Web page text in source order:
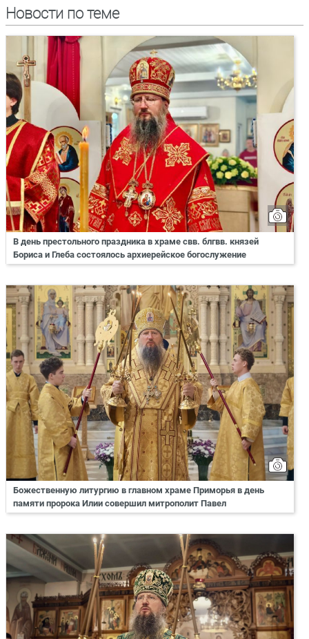
Новости по теме
В день престольного праздника в храме свв. блгвв. князей
Бориса и Глеба состоялось архиерейское богослужение
Божественную литургию в главном храме Приморья в день
памяти пророка Илии совершил митрополит Павел